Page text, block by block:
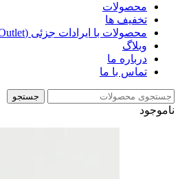
محصولات
تخفیف ها
محصولات با ایرادات جزئی (Outlet)
وبلاگ
درباره ما
تماس با ما
جستجو
ناموجود